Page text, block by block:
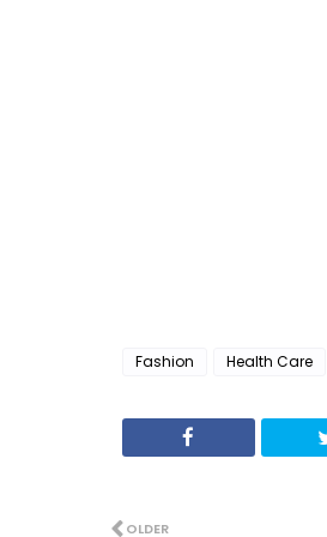
Fashion Health Care
OLDER